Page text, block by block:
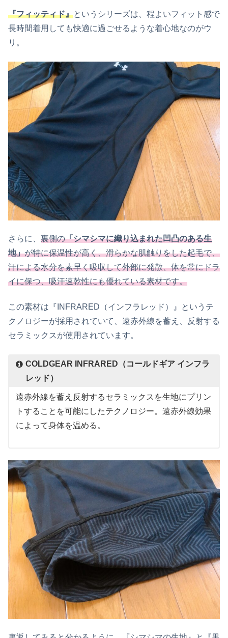
『フィッティド』というシリーズは、程よいフィット感で
長時間着用しても快適に過ごせるような着心地なのがウ
リ。
さらに、 裏側の「シマシマに織り込まれた凹凸のある生
地」が特に保温性が高く、滑らかな肌触りをした起毛で、
汗による水分を素早く吸収して外部に発散、体を常にドラ
イに保つ、吸汗速乾性にも優れている素材です。
この素材は『INFRARED（インフラレッド）』というテ
クノロジーが採用されていて、遠赤外線を蓄え、反射する
セラミックスが使用されています。
COLDGEAR INFRARED（コールドギア インフラ
レッド）
遠赤外線を蓄え反射するセラミックスを生地にプリン
トすることを可能にしたテクノロジー。遠赤外線効果
によって身体を温める。